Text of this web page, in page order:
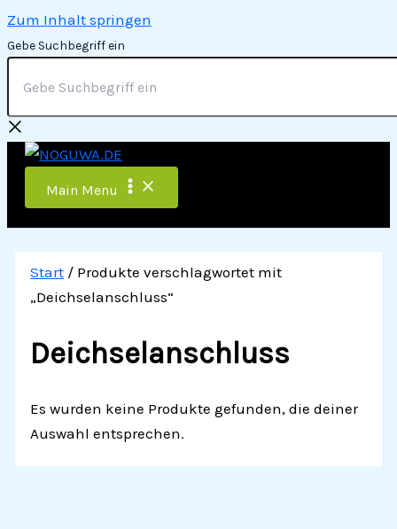
Zum Inhalt springen
Gebe Suchbegriff ein
Main Menu
Start / Produkte verschlagwortet mit
„Deichselanschluss“
Deichselanschluss
Es wurden keine Produkte gefunden, die deiner
Auswahl entsprechen.